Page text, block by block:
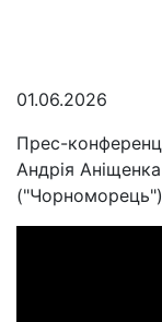
01.06.2026
Прес-
Андрія